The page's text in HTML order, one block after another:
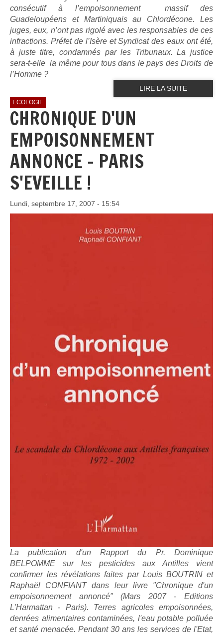
consécutif à l’empoisonnement massif des
Guadeloupéens et Martiniquais au Chlordécone. Les
juges, eux, n’ont pas rigolé avec les responsables de ces
infractions. Préfet de l’Isère et Syndicat des eaux ont été,
à juste titre, condamnés par les Tribunaux. La justice
sera-t-elle la même pour tous dans le pays des Droits de
l’Homme ?
LIRE LA SUITE
ECOLOGIE
CHRONIQUE D'UN
EMPOISONNEMENT
ANNONCE - PARIS
S'EVEILLE !
Lundi, septembre 17, 2007 - 15:54
La publication d'un Rapport du Pr. Dominique
BELPOMME sur les pesticides aux Antilles vient
confirmer les révélations faites par Louis BOUTRIN et
Raphaël CONFIANT dans leur livre "Chronique d'un
empoisonnement annoncé" (Mars 2007 - Editions
L'Harmattan - Paris). Terres agricoles empoisonnées,
denrées alimentaires contaminées, l'eau potable polluée
et santé menacée. Pendant 30 ans les services de l'Etat,